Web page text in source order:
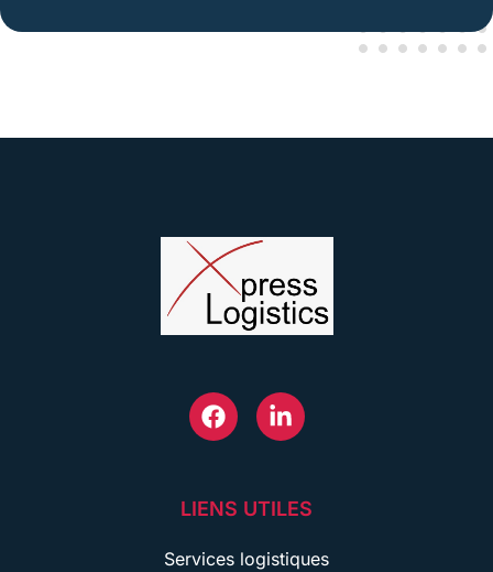
LIENS UTILES
Services logistiques